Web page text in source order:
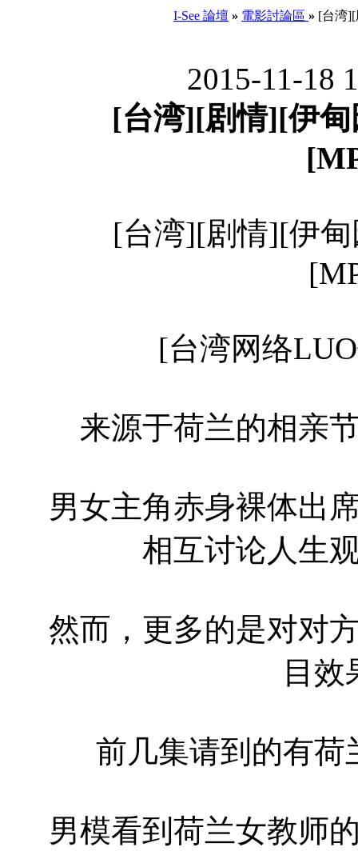
I-See 論壇 » 電影討論區 » [台湾][
2015-11-18
[台湾][剧情][伊甸
[台湾][剧情][伊甸
[台湾网络
来源于荷兰的相亲
男女主角赤身裸体出
相互讨论人生
然而，更多的是对对
目效
前几集请到的有荷
男模看到荷兰女教师